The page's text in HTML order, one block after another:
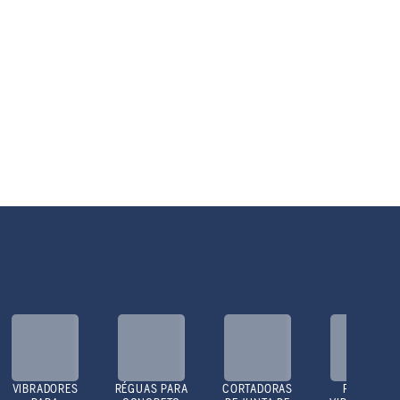
VIBRADORES
RÉGUAS PARA
CORTADORAS
PLACAS